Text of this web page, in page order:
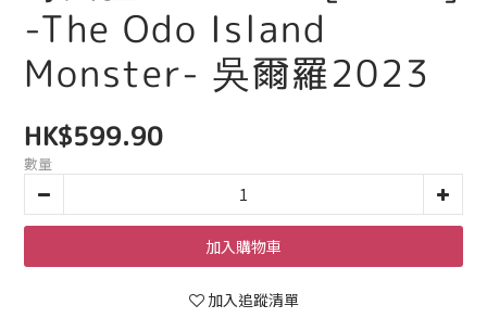
-The Odo Island
Monster- 吳爾羅2023
HK$599.90
數量
加入購物車
加入追蹤清單